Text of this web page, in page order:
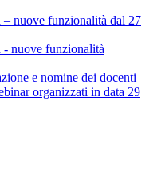
– nuove funzionalità dal 27
nuove funzionalità
e nomine dei docenti
organizzati in data 29